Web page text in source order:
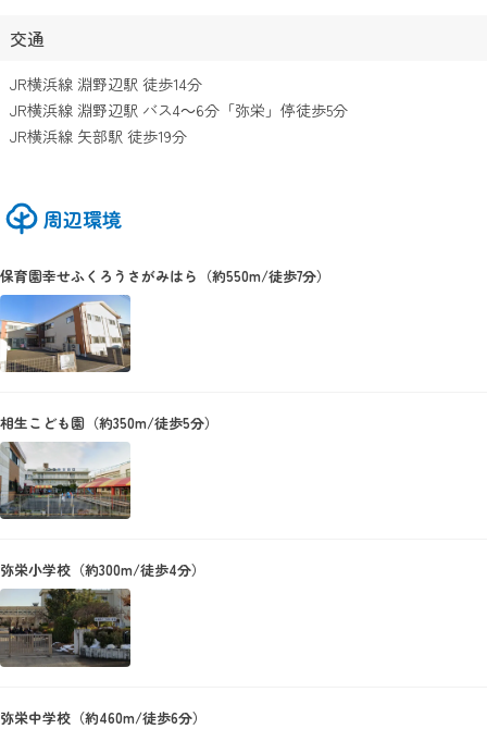
交通
JR横浜線 淵野辺駅 徒歩14分
JR横浜線 淵野辺駅 バス4～6分「弥栄」停徒歩5分
JR横浜線 矢部駅 徒歩19分
周辺環境
保育園幸せふくろうさがみはら（約550m/徒歩7分）
相生こども園（約350m/徒歩5分）
弥栄小学校（約300m/徒歩4分）
弥栄中学校（約460m/徒歩6分）